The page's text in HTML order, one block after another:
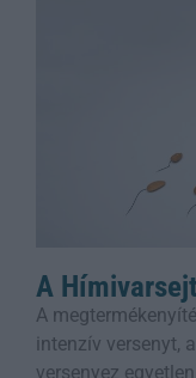
A
A
intenzív versenyt,
versenyez